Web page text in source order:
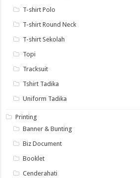
T-shirt Polo
T-shirt Round Neck
T-shirt Sekolah
Topi
Tracksuit
Tshirt Tadika
Uniform Tadika
Printing
Banner & Bunting
Biz Document
Booklet
Cenderahati